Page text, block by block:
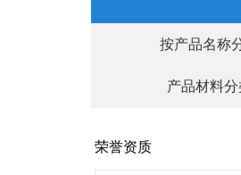
按产品名称
产品材料分
荣誉资质